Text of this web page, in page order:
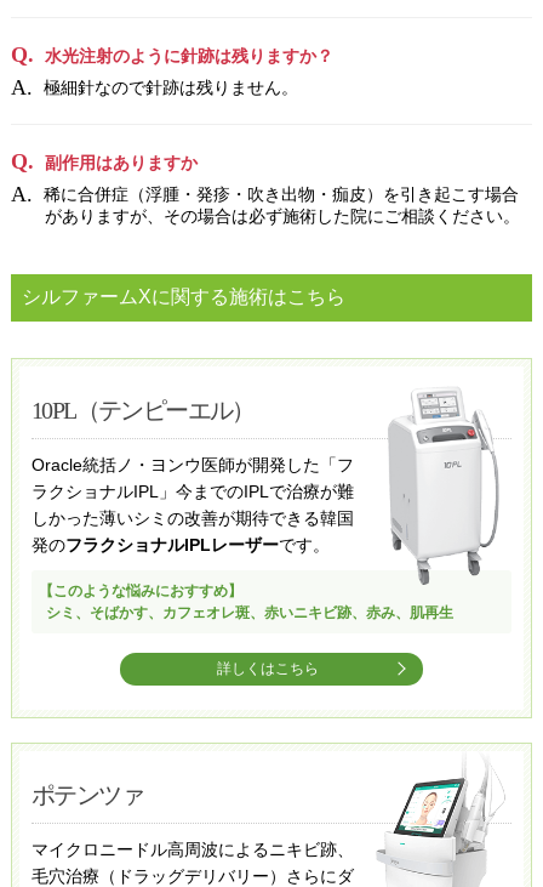
水光注射のように針跡は残りますか？
極細針なので針跡は残りません。
副作用はありますか
稀に合併症（浮腫・発疹・吹き出物・痂皮）を引き起こす場合
がありますが、その場合は必ず施術した院にご相談ください。
シルファームXに関する施術はこちら
10PL（テンピーエル）
Oracle統括ノ・ヨンウ医師が開発した「フ
ラクショナルIPL」今までのIPLで治療が難
しかった薄いシミの改善が期待できる韓国
発のフラクショナルIPLレーザーです。
【このような悩みにおすすめ】
シミ、そばかす、カフェオレ斑、赤いニキビ跡、赤み、肌再生
詳しくはこちら
ポテンツァ​
マイクロニードル高周波によるニキビ跡、
毛穴治療（ドラッグデリバリー）​さらにダ